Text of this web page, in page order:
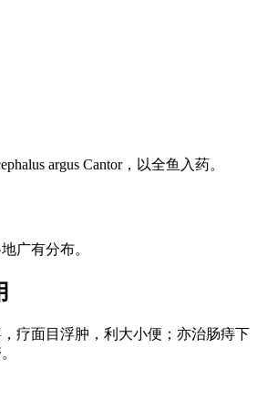
argus Cantor，以全鱼入药。
广有分布。
疗面目浮肿，利大小便；亦治肠痔下